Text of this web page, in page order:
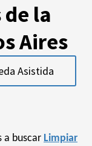
la
Aires
Asistida
a buscar Limpiar